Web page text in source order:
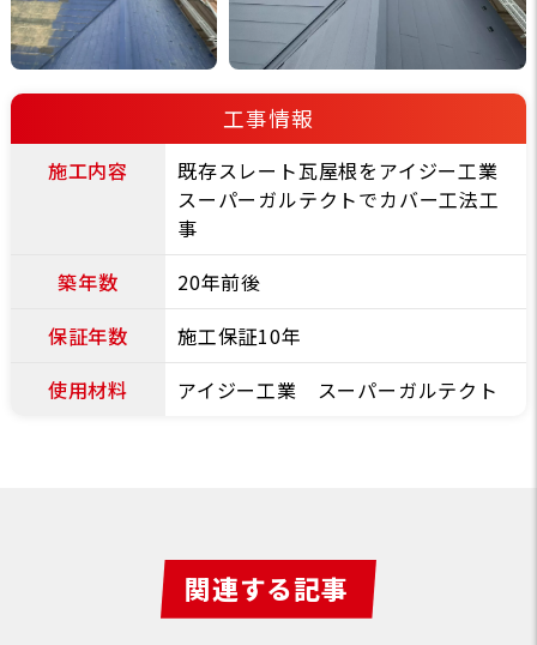
工事情報
施工内容
既存スレート瓦屋根をアイジー工業
スーパーガルテクトでカバー工法工
事
築年数
20年前後
保証年数
施工保証10年
使用材料
アイジー工業 スーパーガルテクト
関連する記事